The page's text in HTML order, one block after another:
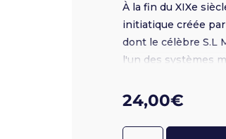
À la fin du XIXe
initiatique créée
dont le célèbre S.L
l'un des systèmes
enseignements
l'astrologie, la
pour la première
24,00€